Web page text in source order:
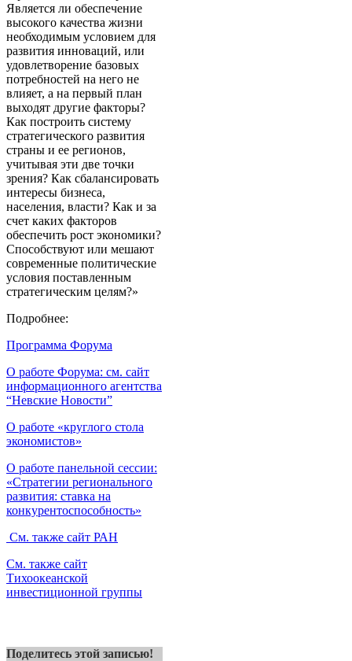
Является ли обеспечение
высокого качества жизни
необходимым условием для
развития инноваций, или
удовлетворение базовых
потребностей на него не
влияет, а на первый план
выходят другие факторы?
Как построить систему
стратегического развития
страны и ее регионов,
учитывая эти две точки
зрения? Как сбалансировать
интересы бизнеса,
населения, власти? Как и за
счет каких факторов
обеспечить рост экономики?
Способствуют или мешают
современные политические
условия поставленным
стратегическим целям?»
Подробнее:
Программа Форума
О работе Форума: см. сайт
информационного агентства
“Невские Новости”
О работе «круглого стола
экономистов»
О работе панельной сессии:
«Стратегии регионального
развития: ставка на
конкурентоспособность»
См. также сайт РАН
См. также сайт
Тихоокеанской
инвестиционной группы
Поделитесь этой записью!